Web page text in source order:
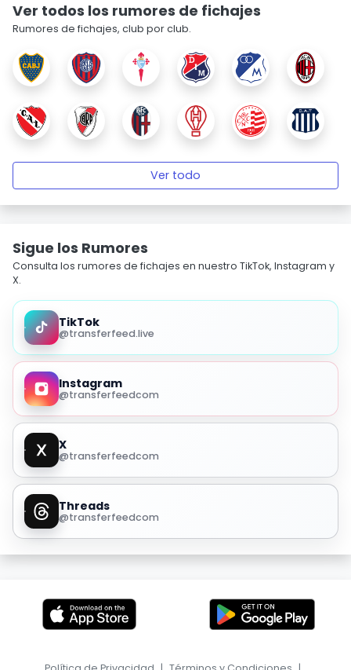
Ver todos los rumores de fichajes
Rumores de fichajes, club por club.
Ver todo
Sigue los Rumores
Consulta los rumores de fichajes en nuestro TikTok, Instagram y
X.
TikTok
@transferfeed.live
Instagram
@transferfeedcom
X
@transferfeedcom
Threads
@transferfeedcom